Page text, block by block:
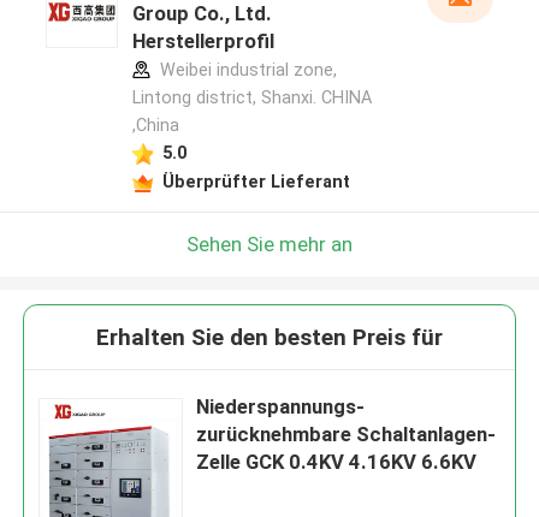
Group Co., Ltd.
Herstellerprofil
Weibei industrial zone,
Lintong district, Shanxi. CHINA
,China
5.0
Überprüfter Lieferant
Sehen Sie mehr an
Erhalten Sie den besten Preis für
Niederspannungs-
zurücknehmbare Schaltanlagen-
Zelle GCK 0.4KV 4.16KV 6.6KV